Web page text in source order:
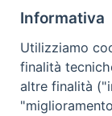
Torna il
Informativa
Utilizziamo
finalità
altre finalità